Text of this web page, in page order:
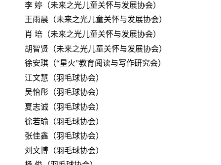
李 婷（未来之光儿童关怀与发展协会）
王雨晨（未来之光儿童关怀与发展协会）
肖 培（未来之光儿童关怀与发展协会）
胡智贤（未来之光儿童关怀与发展协会）
徐安琪（“星火”教育阅读与写作研究会）
江文慧（羽毛球协会）
吴怡彤（羽毛球协会）
夏志诚（羽毛球协会）
徐若瑜（羽毛球协会）
张佳鑫（羽毛球协会）
刘文博（羽毛球协会）